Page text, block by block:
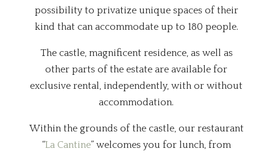
possibility to privatize unique spaces of their
kind that can accommodate up to 180 people.
The castle, magnificent residence, as well as
other parts of the estate are available for
exclusive rental, independently, with or without
accommodation.
Within the grounds of the castle, our restaurant
“La Cantine” welcomes you for lunch, from